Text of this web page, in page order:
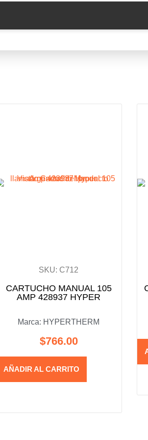
SKU: C712
CARTUCHO MANUAL 105
AMP 428937 HYPER
Marca: HYPERTHERM
$766.00
AÑADIR AL CARRITO